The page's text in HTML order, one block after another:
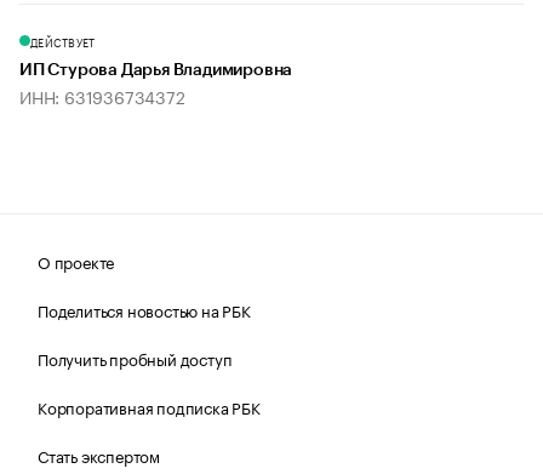
ДЕЙСТВУЕТ
ИП Стурова Дарья Владимировна
ИНН: 631936734372
О проекте
Поделиться новостью на РБК
Получить пробный доступ
Корпоративная подписка РБК
Стать экспертом